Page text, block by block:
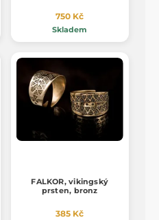
750 Kč
Skladem
FALKOR, vikingský
prsten, bronz
385 Kč